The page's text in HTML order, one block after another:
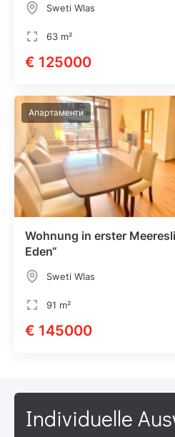
Sweti Wlas
63 m²
€ 125000
Апартаменти
Wohnung in erster
Eden“
Sweti Wlas
91 m²
€ 145000
Individuelle